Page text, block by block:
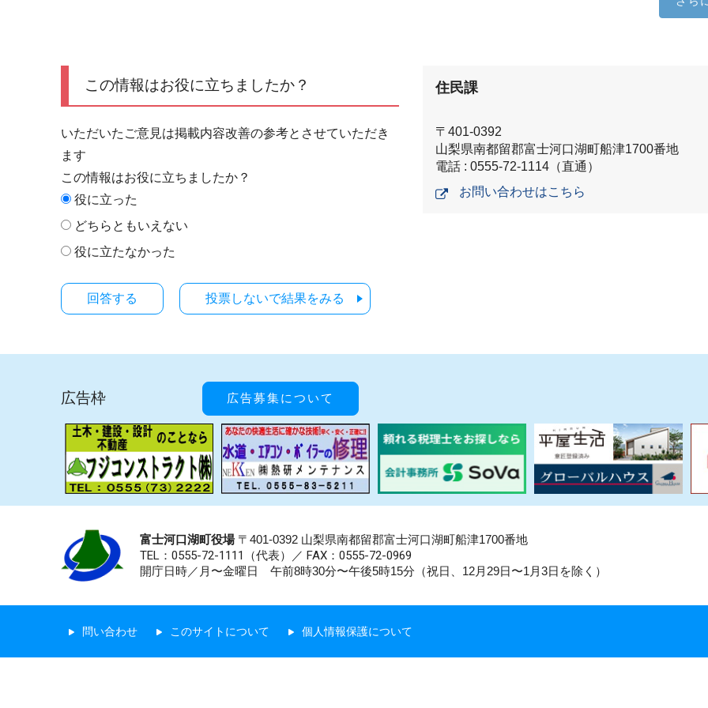
この情報はお役に立ちましたか？
いただいたご意見は掲載内容改善の参考とさせていただき
ます
この情報はお役に立ちましたか？
役に立った
どちらともいえない
役に立たなかった
投票しないで結果をみる
住民課
〒401-0392
山梨県南都留郡富士河口湖町船津1700番地
電話 : 0555-72-1114（直通）
お問い合わせはこちら
広告枠 広告募集について
富士河口湖町役場〒401-0392 山梨県南都留郡富士河口湖町船津1700番地
TEL：0555-72-1111 （代表）／ FAX：0555-72-0969
開庁日時／月〜金曜日 午前8時30分〜午後5時15分（祝日、12月29日〜1月3日を除く）
問い合わせ このサイトについて 個人情報保護について